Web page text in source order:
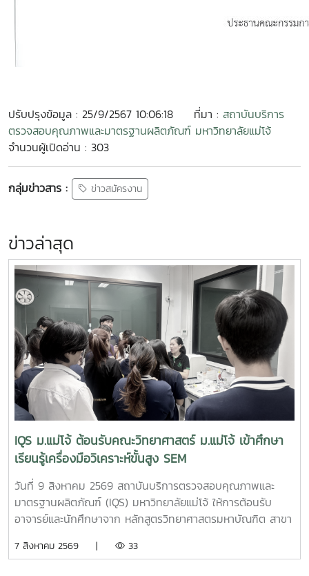
ปรับปรุงข้อมูล : 25/9/2567 10:06:18 ที่มา : สถาบันบริการ
ตรวจสอบคุณภาพและมาตรฐานผลิตภัณฑ์ มหาวิทยาลัยแม่โจ้
จำนวนผู้เปิดอ่าน : 303
กลุ่มข่าวสาร : ข่าวสมัครงาน
ข่าวล่าสุด
IQS ม.แม่โจ้ ต้อนรับคณะวิทยาศาสตร์ ม.แม่โจ้ เข้าศึกษา
เรียนรู้เครื่องมือวิเคราะห์ขั้นสูง SEM
วันที่ 9 สิงหาคม 2569 สถาบันบริการตรวจสอบคุณภาพและ
มาตรฐานผลิตภัณฑ์ (IQS) มหาวิทยาลัยแม่โจ้ ให้การต้อนรับ
อาจารย์และนักศึกษาจาก หลักสูตรวิทยาศาสตรมหาบัณฑิต สาขา
นวัตกรรมวัสดุ คณะวิทยาศาสตร์ มหาวิทยาลัยแม่โจ้ จำนวน 19
7 สิงหาคม 2569 | 33